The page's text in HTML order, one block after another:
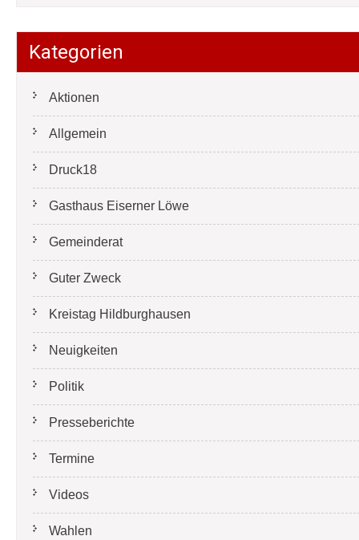
Kategorien
Aktionen
Allgemein
Druck18
Gasthaus Eiserner Löwe
Gemeinderat
Guter Zweck
Kreistag Hildburghausen
Neuigkeiten
Politik
Presseberichte
Termine
Videos
Wahlen